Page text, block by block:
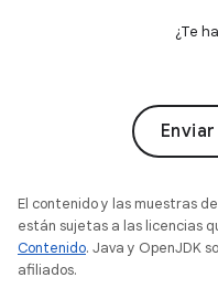
¿Te
El contenido y las muestras
están sujetas a las licencias
Contenido. Java y OpenJDK
afiliados.